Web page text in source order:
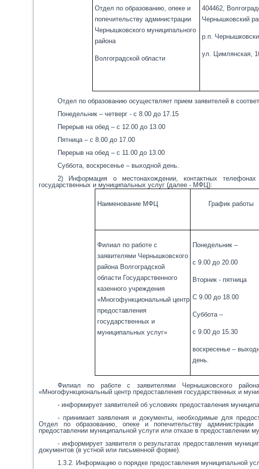
Отдел по образованию, опеке и
попечительству администрации
Чернышковского муниципального
района
Волгоградской области
404462,
Чернышковский
р.п.
ул. Цимлянская,
Отдел по образованию осуществляет прием заявителей в
Понедельник – четверг - с 8.00 до 17.15
Перерыв на обед – с 12.00 до 13.00
Пятница – с 8.00 до 17.00
Перерыв на обед – с 11.00 до 13.00
Суббота, воскресенье – выходной день.
2) Информация о местонахождении, контактных
государственных и муниципальных услуг (далее - МФЦ):
Наименование МФЦ График работы
Филиал по работе с
заявителями Чернышковского
района Волгоградской
области Государственного
казенного учреждения
«Многофункциональный центр
предоставления
государственных и
муниципальных услуг»
Понедельник –
с 9.00 до 20.00
Вторник - пятница
С 9.00 до 18.00
Суббота –
с 9.00 до 15.30
воскресенье –
день.
Филиал по работе с заявителями Чернышковского района
«Многофункциональный центр предоставления государственных и
- информирует заявителей об условиях предоставления
- принимает заявления и документы, необходимые для
Отдел по образованию, опеке и попечительству
предоставлении муниципальной услуги или отказе в предоставлении
- информирует заявителя о результатах предоставления
документов (в устной или письменной форме).
1.3.2. Информацию о порядке предоставления муниципальной